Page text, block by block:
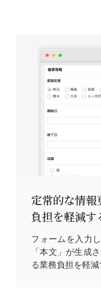
定常的な情報
負担を軽減す
フォームを入力
「本文」が生成
る業務負担を軽減